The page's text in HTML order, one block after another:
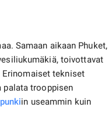
Samaan aikaan Phuket,
toivottavat
tekniset
palata trooppisen
in useammin kuin